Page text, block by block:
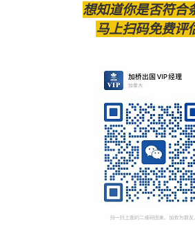
想知道你是否符合
马上扫码免费评